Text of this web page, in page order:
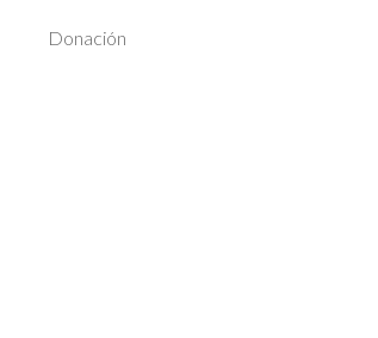
Donación